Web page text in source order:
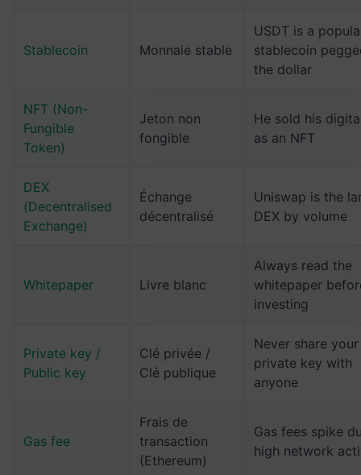
Stablecoin Monnaie stable
USDT is a
stablecoin
the dollar
NFT (Non-
Fungible
Token)
Jeton non
fongible
He sold his
as an NFT
DEX
(Decentralised
Exchange)
Échange
décentralisé
Uniswap is the
DEX by volume
Whitepaper Livre blanc
Always read the
whitepaper
investing
Private key /
Public key
Clé privée /
Clé publique
Never share your
private key with
anyone
Gas fee
Frais de
transaction
(Ethereum)
Gas fees spike
high network